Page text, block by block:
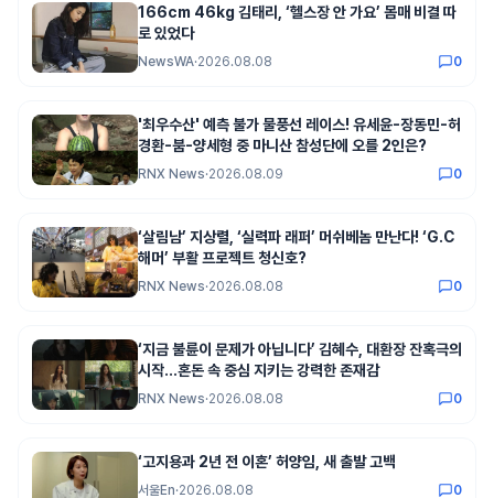
166cm 46kg 김태리, ‘헬스장 안 가요’ 몸매 비결 따
로 있었다
NewsWA·2026.08.08 0
'최우수산' 예측 불가 물풍선 레이스! 유세윤-장동민-허
경환-붐-양세형 중 마니산 참성단에 오를 2인은?
RNX News·2026.08.09 0
‘살림남’ 지상렬, ‘실력파 래퍼’ 머쉬베놈 만난다! ‘G.C
해머’ 부활 프로젝트 청신호?
RNX News·2026.08.08 0
‘지금 불륜이 문제가 아닙니다’ 김혜수, 대환장 잔혹극의
시작...혼돈 속 중심 지키는 강력한 존재감
RNX News·2026.08.08 0
‘고지용과 2년 전 이혼’ 허양임, 새 출발 고백
서울En·2026.08.08 0